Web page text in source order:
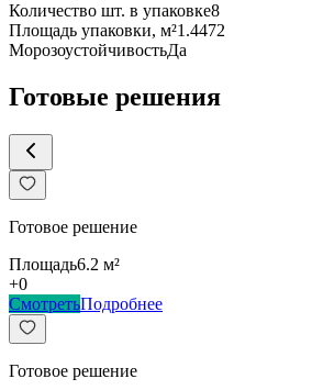
Количество шт. в упаковке8
Площадь упаковки, м²1.4472
МорозоустойчивостьДа
Готовые решения
Готовое решение
Площадь6.2 м²
+0
СмотретьПодробнее
Готовое решение